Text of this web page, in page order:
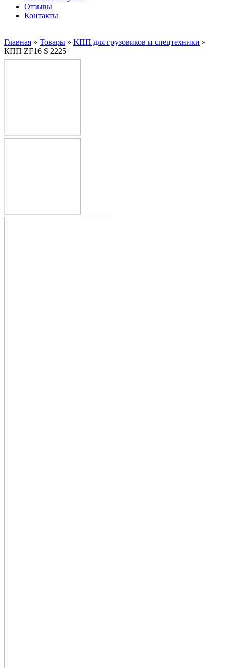
Отзывы
Контакты
Главная » Товары » КПП для грузовиков и спецтехники »
КПП ZF16 S 2225